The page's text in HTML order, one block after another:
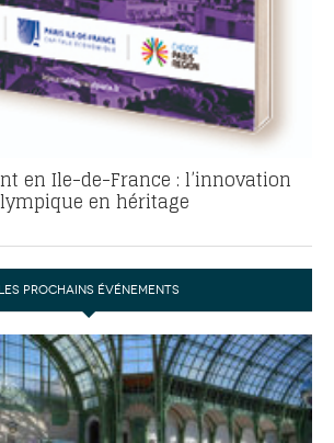
en Ile-de-France : l’innovation
en héritage
LES PROCHAINS ÉVÉNEMENTS